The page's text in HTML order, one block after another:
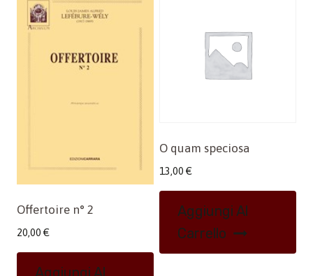
Offertoire n° 2
20,00 €
Aggiungi Al
O quam speciosa
13,00 €
Aggiungi Al
Carrello